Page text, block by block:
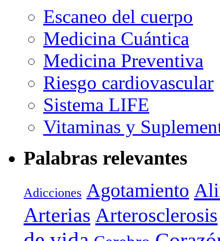
Escaneo del cuerpo
Medicina Cuántica
Medicina Preventiva
Riesgo cardiovascular
Sistema LIFE
Vitaminas y
Palabras relevantes
Adicciones Agotamiento
Arterias Arterosclerosis